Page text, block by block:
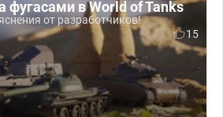
фугасами в World of Tanks
от разработчиков!
15